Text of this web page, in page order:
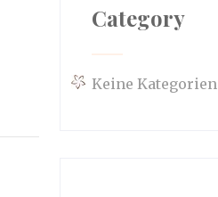
Category
Keine Kategorien